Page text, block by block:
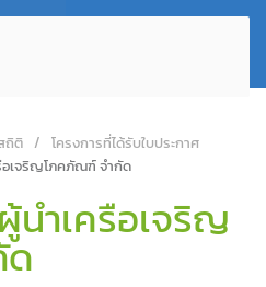
ถิติ
โครงการที่ได้รับใบประกาศ
เจริญโภคภัณฑ์ จำกัด
ำเครือเจริญ